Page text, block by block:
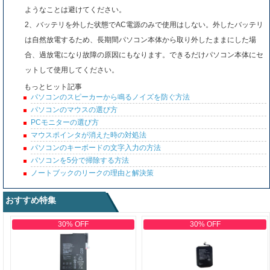
ようなことは避けてください。
2、バッテリを外した状態でAC電源のみで使用はしない。外したバッテリ
は自然放電するため、長期間パソコン本体から取り外したままにした場
合、過放電になり故障の原因にもなります。できるだけパソコン本体にセ
ットして使用してください。
もっとヒット記事
パソコンのスピーカーから鳴るノイズを防ぐ方法
パソコンのマウスの選び方
PCモニターの選び方
マウスポインタが消えた時の対処法
パソコンのキーボードの文字入力の方法
パソコンを5分で掃除する方法
ノートブックのリークの理由と解決策
おすすめ特集
30% OFF 30% OFF